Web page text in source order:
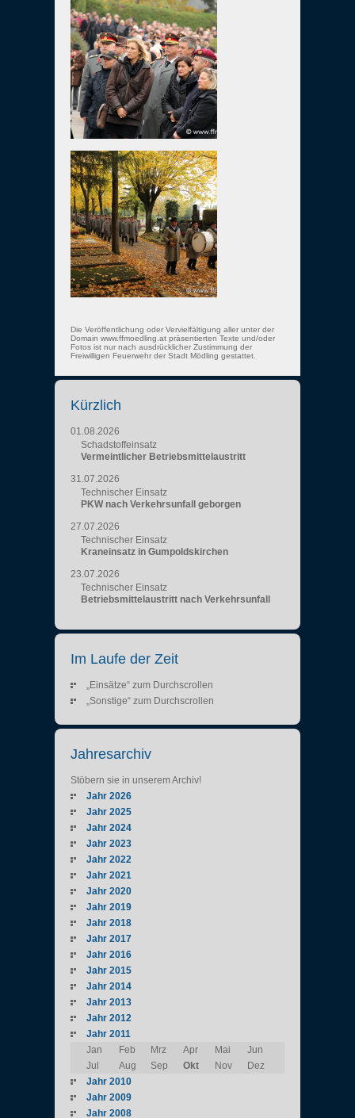
Die Veröffentlichung oder Vervielfältigung aller unter der
Domain www.ffmoedling.at präsentierten Texte und/oder
Fotos ist nur nach ausdrücklicher Zustimmung der
Freiwilligen Feuerwehr der Stadt Mödling gestattet.
Kürzlich
01.08.2026
Schadstoffeinsatz
Vermeintlicher Betriebsmittelaustritt
31.07.2026
Technischer Einsatz
PKW nach Verkehrsunfall geborgen
27.07.2026
Technischer Einsatz
Kraneinsatz in Gumpoldskirchen
23.07.2026
Technischer Einsatz
Betriebsmittelaustritt nach Verkehrsunfall
Im Laufe der Zeit
„Einsätze“ zum Durchscrollen
„Sonstige“ zum Durchscrollen
Jahresarchiv
Stöbern sie in unserem Archiv!
Jahr 2026
Jahr 2025
Jahr 2024
Jahr 2023
Jahr 2022
Jahr 2021
Jahr 2020
Jahr 2019
Jahr 2018
Jahr 2017
Jahr 2016
Jahr 2015
Jahr 2014
Jahr 2013
Jahr 2012
Jahr 2011
Jan
Feb Mrz Apr Mai
Jun
Jul
Aug Sep Okt Nov
Dez
Jahr 2010
Jahr 2009
Jahr 2008